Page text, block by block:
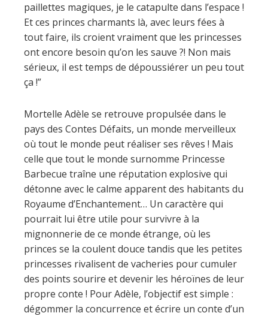
paillettes magiques, je le catapulte dans l’espace !
Et ces princes charmants là, avec leurs fées à
tout faire, ils croient vraiment que les princesses
ont encore besoin qu’on les sauve ?! Non mais
sérieux, il est temps de dépoussiérer un peu tout
ça !”
Mortelle Adèle se retrouve propulsée dans le
pays des Contes Défaits, un monde merveilleux
où tout le monde peut réaliser ses rêves ! Mais
celle que tout le monde surnomme Princesse
Barbecue traîne une réputation explosive qui
détonne avec le calme apparent des habitants du
Royaume d’Enchantement… Un caractère qui
pourrait lui être utile pour survivre à la
mignonnerie de ce monde étrange, où les
princes se la coulent douce tandis que les petites
princesses rivalisent de vacheries pour cumuler
des points sourire et devenir les héroïnes de leur
propre conte ! Pour Adèle, l’objectif est simple :
dégommer la concurrence et écrire un conte d’un